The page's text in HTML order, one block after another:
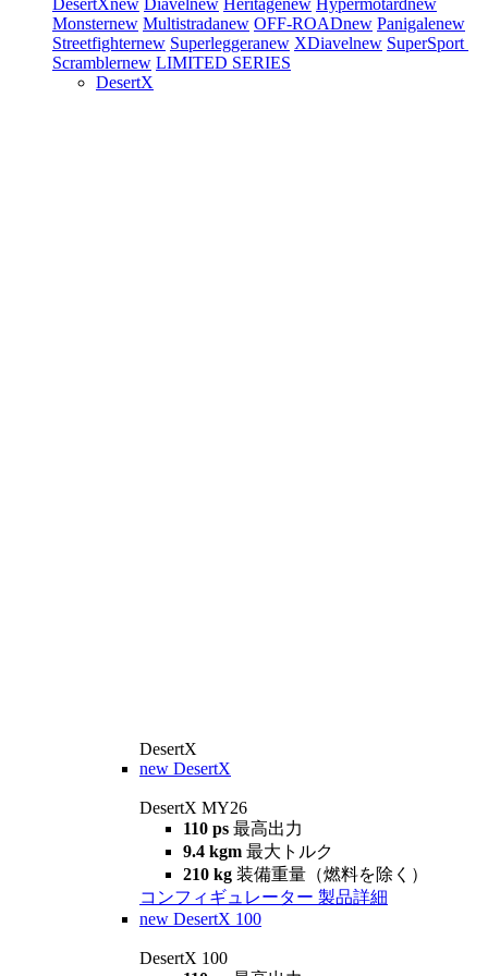
DesertXnew Diavelnew Heritagenew Hypermotardnew
Monsternew Multistradanew OFF-ROADnew Panigalenew
Streetfighternew Superleggeranew XDiavelnew SuperSport
Scramblernew LIMITED SERIES
DesertX
DesertX
new DesertX
DesertX MY26
110 ps 最高出力
9.4 kgm 最大トルク
210 kg 装備重量（燃料を除く）
コンフィギュレーター 製品詳細
new DesertX 100
DesertX 100